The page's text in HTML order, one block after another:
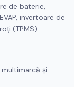
de baterie,
invertoare de
(TPMS).
și